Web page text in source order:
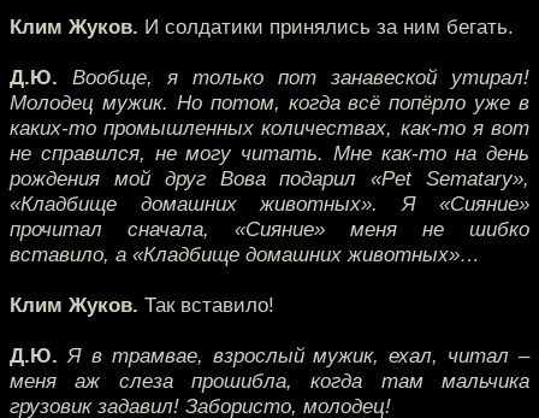
Клим Жуков. И солдатики принялись за ним бегать.
Д.Ю. Вообще, я только пот занавеской утирал!
Молодец мужик. Но потом, когда всё попёрло уже в
каких-то промышленных количествах, как-то я вот
не справился, не могу читать. Мне как-то на день
рождения мой друг Вова подарил «Pet Sematary»,
«Кладбище домашних животных». Я «Сияние»
прочитал сначала, «Сияние» меня не шибко
вставило, а «Кладбище домашних животных»…
Клим Жуков. Так вставило!
Д.Ю. Я в трамвае, взрослый мужик, ехал, читал –
меня аж слеза прошибла, когда там мальчика
грузовик задавил! Забористо, молодец!